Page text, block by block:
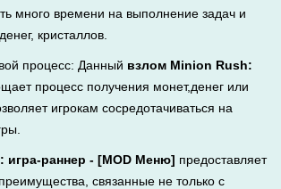
много времени на выполнение задач и
кристаллов.
процесс: Данный взлом Minion Rush:
процесс получения монет,денег или
игрокам сосредотачиваться на
игра-раннер - [MOD Меню] предоставляет
связанные не только с